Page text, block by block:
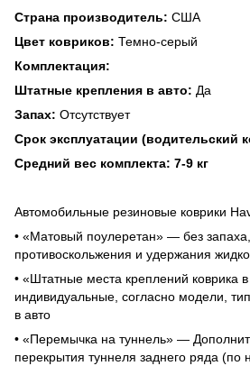
Страна производитель: США
Цвет ковриков: Темно-серый
Комплектация:
Штатные крепления в авто: Да
Запах: Отсутствует
Срок эксплуатации (водительский
Средний вес комплекта: 7-9 кг
Автомобильные резиновые коврики
• «Матовый поулеретан» — без
противоскольжения и удержания
• «Штатные места креплений коврика
индивидуальные, согласно модели,
в авто
• «Перемычка на туннель» —
перекрытия туннеля заднего ряда (по